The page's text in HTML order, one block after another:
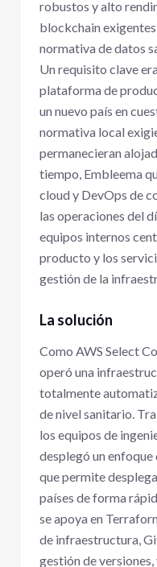
robustos y alto
blockchain
normativa de datos
Un requisito clave
plataforma de
un nuevo país en
normativa local
permanecieran
tiempo, Embleema
cloud y DevOps de
las operaciones del
equipos internos
producto y los
gestión de la
La solución
Como AWS Select
operó una
totalmente
de nivel sanitario.
los equipos de
desplegó un
que permite
países de forma
se apoya en
de infraestructura,
gestión de